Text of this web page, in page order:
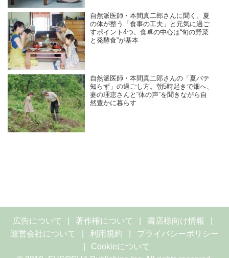
自然派医師・本間真二郎さんに聞く、夏
の体が整う「食事の工夫」と元気に過ご
すポイント4つ。食卓の中心は“旬の野菜
と発酵食”が基本
自然派医師・本間真二郎さんの「夏バテ
知らず」の過ごし方。朝5時起きで畑へ、
妻の理恵さんと“体の声”を聞きながら自
然豊かに暮らす
広告について 著作権について
書店様向け情報
運営会社について
利用規約
プライバシーポリシー
Cookieについて